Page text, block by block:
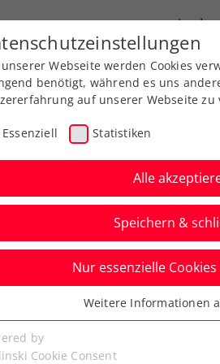
Ausbildung
Aktuelle
Webseite werden Cookies
benötigt, während es uns
auf unserer Webseite zu
Essenziell Statistiken
Alle
Speichern &
Nur essenzielle
Cookies werden für
benötigt. Dadurch ist
Weitere Informationen
by
Cookie Consent